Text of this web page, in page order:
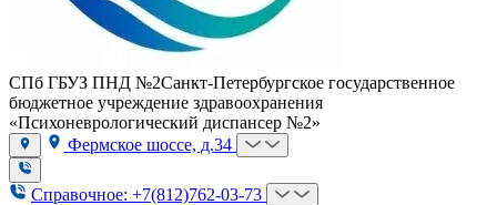
СПб ГБУЗ ПНД №2Санкт-Петербургское государственное
бюджетное учреждение здравоохранения
«Психоневрологический диспансер №2»
Фермское шоссе, д.34
Справочное: +7(812)762-03-73